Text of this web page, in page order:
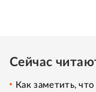
Сейчас
Как заметить,